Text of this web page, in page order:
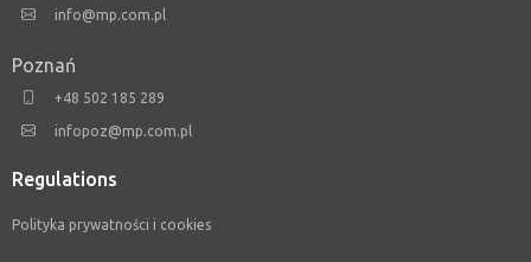
info@mp.com.pl
Poznań
+48 502 185 289
infopoz@mp.com.pl
Regulations
Polityka prywatności i cookies